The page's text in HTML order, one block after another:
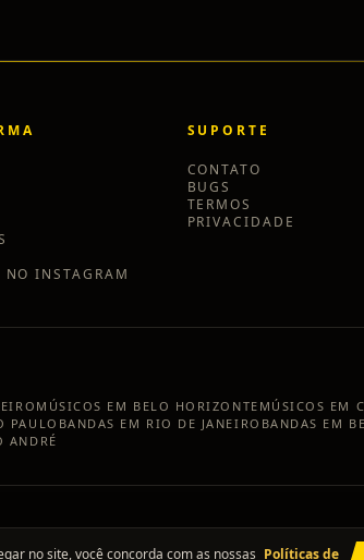
INSTAGRAM
SUPORTE
CONTATO
BUGS
TERMOS
PRIVACIDADE
MÚSICOS EM BELO HORIZONTE MÚSICOS EM
PAULO BANDAS EM RIO DE JANEIRO BANDAS EM
ANDRÉ
no site, você concorda com as nossas Políticas de